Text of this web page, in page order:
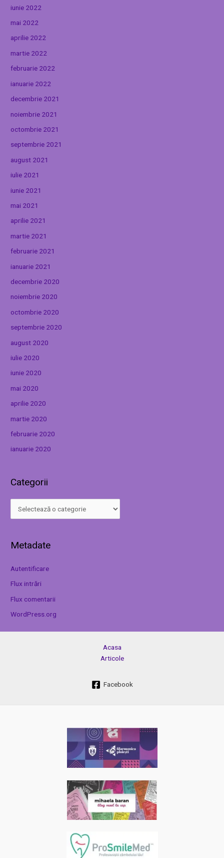
iunie 2022
mai 2022
aprilie 2022
martie 2022
februarie 2022
ianuarie 2022
decembrie 2021
noiembrie 2021
octombrie 2021
septembrie 2021
august 2021
iulie 2021
iunie 2021
mai 2021
aprilie 2021
martie 2021
februarie 2021
ianuarie 2021
decembrie 2020
noiembrie 2020
octombrie 2020
septembrie 2020
august 2020
iulie 2020
iunie 2020
mai 2020
aprilie 2020
martie 2020
februarie 2020
ianuarie 2020
Categorii
Metadate
Autentificare
Flux intrări
Flux comentarii
WordPress.org
Acasa
Articole
Facebook